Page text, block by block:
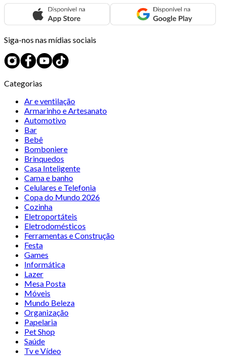
Siga-nos nas mídias sociais
Categorias
Ar e ventilação
Armarinho e Artesanato
Automotivo
Bar
Bebê
Bomboniere
Brinquedos
Casa Inteligente
Cama e banho
Celulares e Telefonia
Copa do Mundo 2026
Cozinha
Eletroportáteis
Eletrodomésticos
Ferramentas e Construção
Festa
Games
Informática
Lazer
Mesa Posta
Móveis
Mundo Beleza
Organização
Papelaria
Pet Shop
Saúde
Tv e Vídeo